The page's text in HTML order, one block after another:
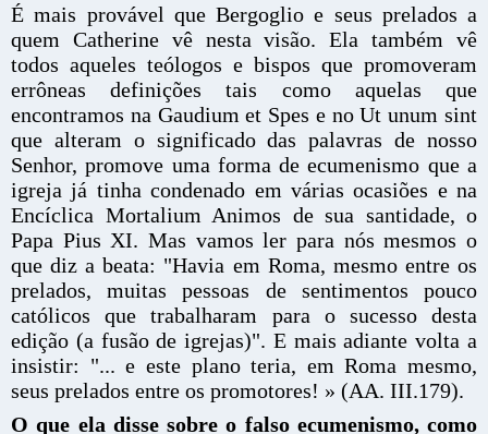
É mais provável que Bergoglio e seus prelados a
quem Catherine vê nesta visão. Ela também vê
todos aqueles teólogos e bispos que promoveram
errôneas definições tais como aquelas que
encontramos na Gaudium et Spes e no Ut unum sint
que alteram o significado das palavras de nosso
Senhor, promove uma forma de ecumenismo que a
igreja já tinha condenado em várias ocasiões e na
Encíclica Mortalium Animos de sua santidade, o
Papa Pius XI. Mas vamos ler para nós mesmos o
que diz a beata: "Havia em Roma, mesmo entre os
prelados, muitas pessoas de sentimentos pouco
católicos que trabalharam para o sucesso desta
edição (a fusão de igrejas)". E mais adiante volta a
insistir: "... e este plano teria, em Roma mesmo,
seus prelados entre os promotores! » (AA. III.179).
O que ela disse sobre o falso ecumenismo, como